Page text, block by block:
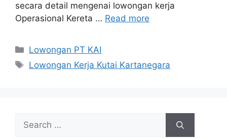
secara detail mengenai lowongan kerja
Operasional Kereta … Read more
Categories
Lowongan PT KAI
Tags
Lowongan Kerja Kutai Kartanegara
Search
for: